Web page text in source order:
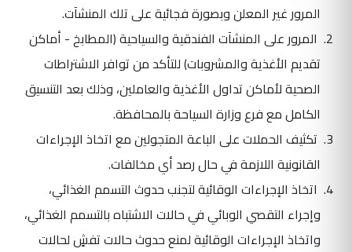
المرور غير المعلن وبصورة فجائية على تلك المنشآت.
المرور على المنشآت الفندقية والسياحية (المطابخ - أماكن
تقديم الأغذية والمشروبات) للتأكد من توافر الاشتراطات
الصحية لأماكن تداول الأغذية والعاملين، وذلك بعد التنسيق
الكامل مع فرع وزارة السياحة بالمحافظة.
تكثيف الحملات على الباعة المتجولين مع اتخاذ الإجراءات
القانونية اللازمة في حال رصد أي مخالفات.
اتخاذ الإجراءات الوقائية لتجنب حدوث التسمم الغذائي،
وإجراء التقصي الوبائي في حالات الاشتباه بالتسمم الغذائي،
واتخاذ الإجراءات الوقائية لمنع حدوث حالات تفشٍ لحالات